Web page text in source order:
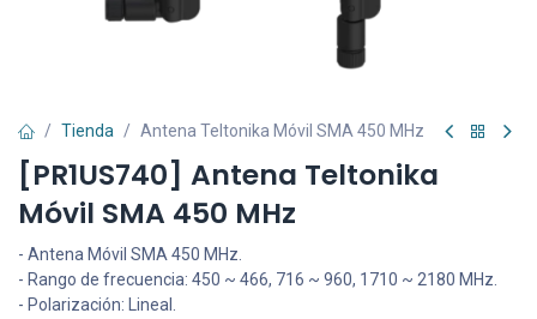
Tienda Antena Teltonika Móvil SMA 450 MHz
[PR1US740] Antena Teltonika
Móvil SMA 450 MHz
- Antena Móvil SMA 450 MHz.
- Rango de frecuencia: 450 ~ 466, 716 ~ 960, 1710 ~ 2180 MHz.
- Polarización: Lineal.